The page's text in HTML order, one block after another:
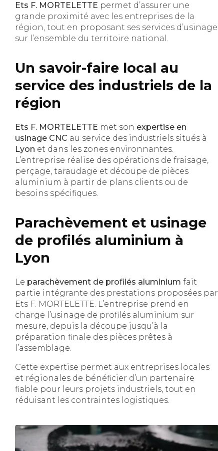
Ets F. MORTELETTE permet d’assurer une
grande proximité avec les entreprises de la
région, tout en proposant ses services d’usinage
sur l’ensemble du territoire national.
Un savoir-faire local au
service des industriels de la
région
Ets F. MORTELETTE met son expertise en
usinage CNC au service des industriels situés à
Lyon et dans les zones environnantes.
L’entreprise réalise des opérations de fraisage,
perçage, taraudage et découpe de pièces
aluminium à partir de plans clients ou de
besoins spécifiques.
Parachèvement et usinage
de profilés aluminium à
Lyon
Le parachèvement de profilés aluminium fait
partie intégrante des prestations proposées par
Ets F. MORTELETTE. L’entreprise prend en
charge l’usinage de profilés aluminium sur
mesure, depuis la découpe jusqu’à la
préparation finale des pièces prêtes à
l’assemblage.
Cette expertise permet aux entreprises locales
et régionales de bénéficier d’un partenaire
fiable pour leurs projets industriels, tout en
réduisant les contraintes logistiques.